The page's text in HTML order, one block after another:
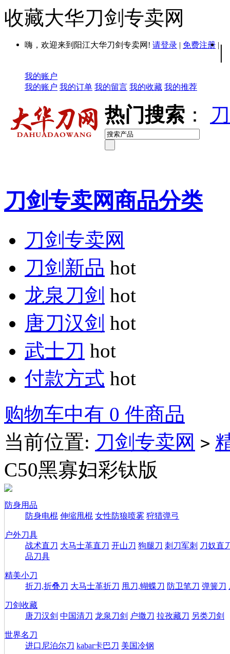
收藏大华刀剑专卖网
嗨，欢迎来到阳江大华刀剑专卖网! 请登录 | 免费注册 | |
我的账户
我的账户 我的订单 我的留言 我的收藏 我的推荐
热门搜索 ：
刀剑专卖网商品分类
刀剑专卖网
刀剑新品 hot
龙泉刀剑 hot
唐刀汉剑 hot
武士刀 hot
付款方式 hot
购物车中有 0 件商品
当前位置: 刀剑专卖网 >
C50黑寡妇彩钛版
防身用品
防身电棍 伸缩甩棍 女性防狼喷雾 狩猎弹弓
户外刀具
战术直刀 大马士革直刀 开山刀 狗腿刀 刺刀军刺 刀奴直
品刀具
精美小刀
折刀,折叠刀 大马士革折刀 甩刀,蝴蝶刀 防卫笔刀 弹簧刀
刀剑收藏
唐刀汉剑 中国清刀 龙泉刀剑 户撒刀 拉孜藏刀 另类刀剑
世界名刀
进口尼泊尔刀 kabar卡巴刀 美国冷钢